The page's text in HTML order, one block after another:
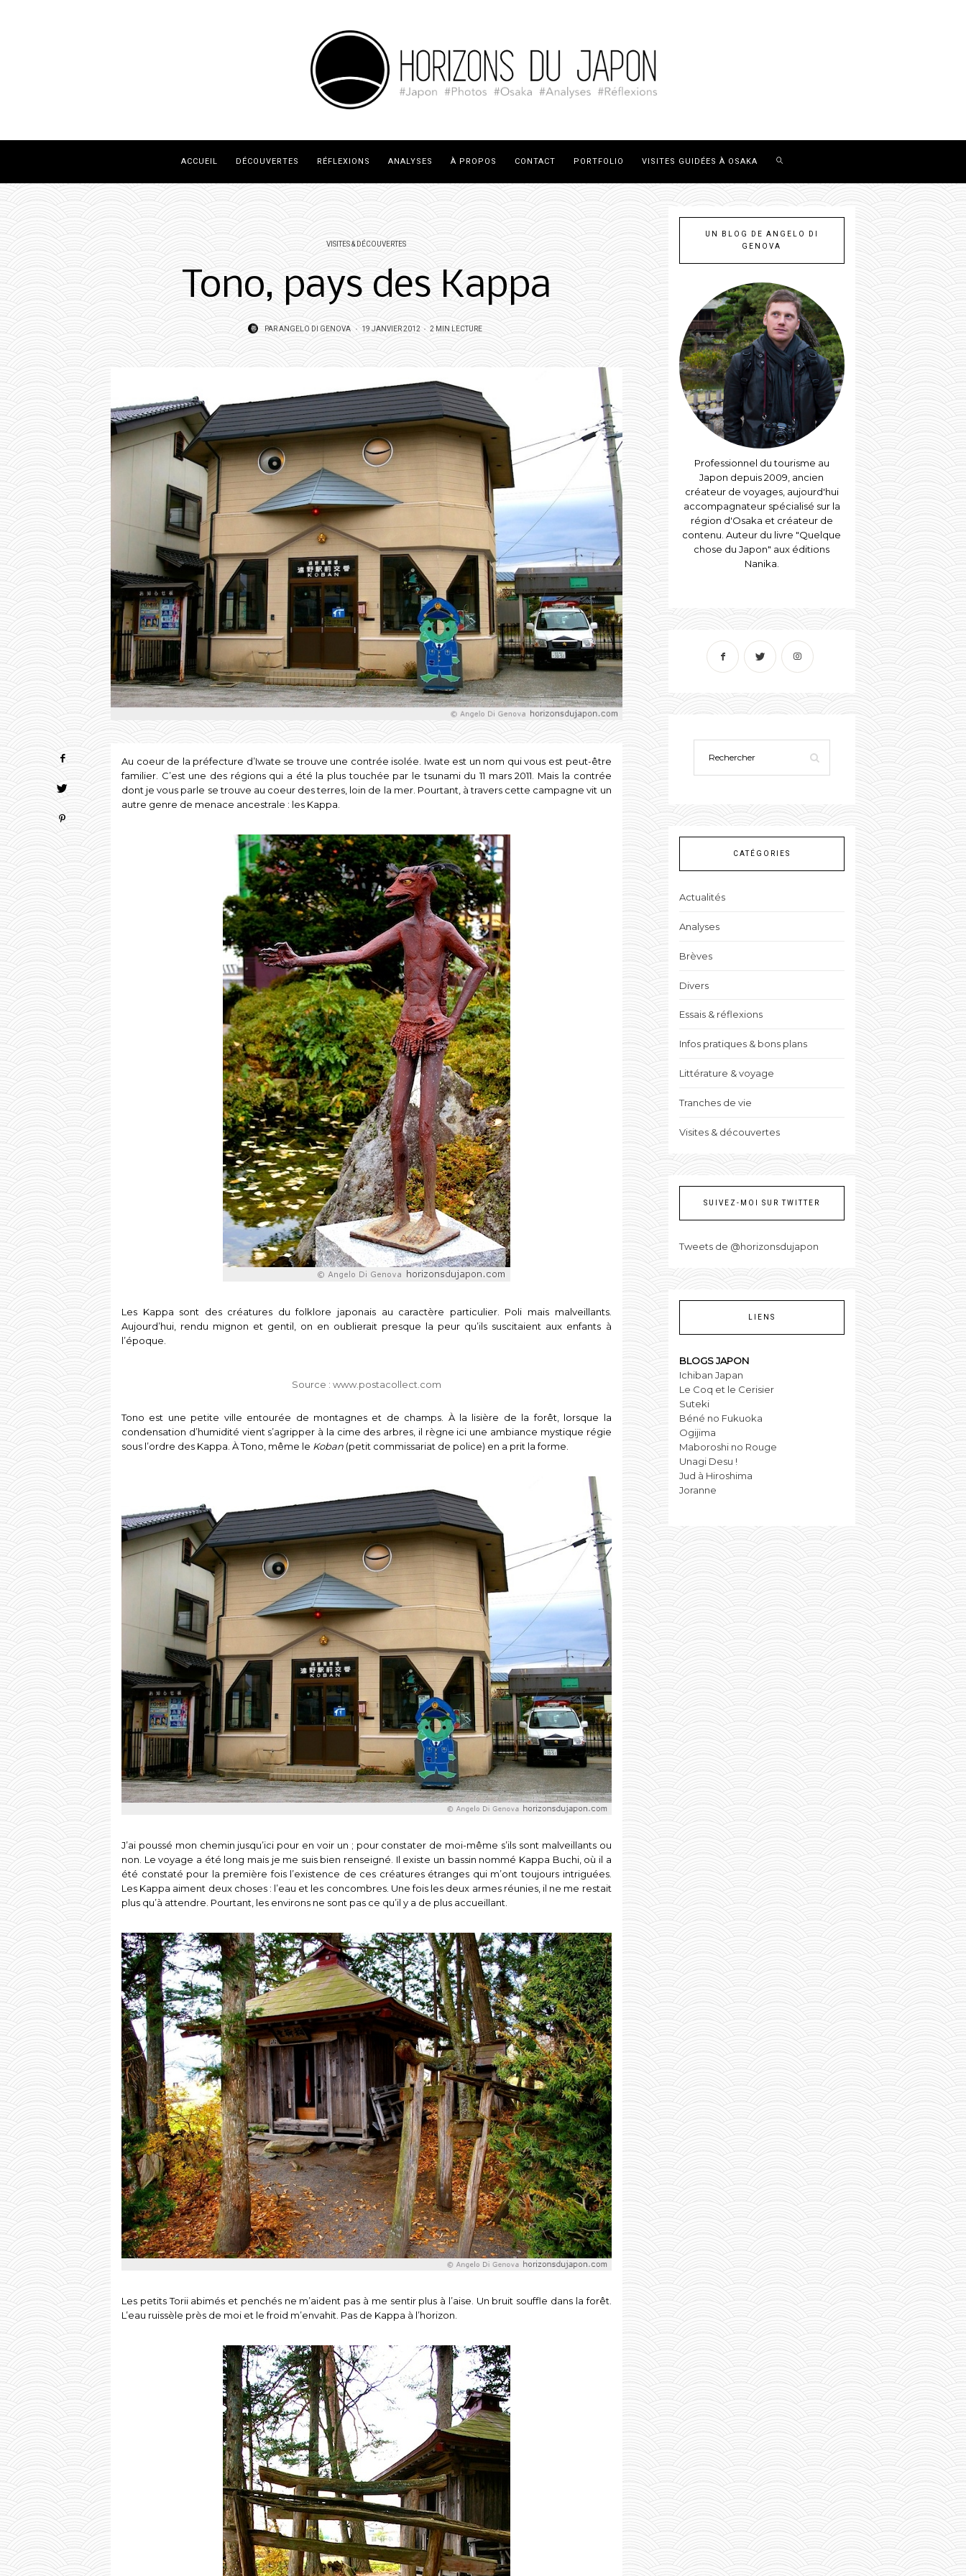
ACCUEIL DÉCOUVERTES RÉFLEXIONS ANALYSES À PROPOS CONTACT PORTFOLIO VISITES GUIDÉES À OSAKA
VISITES & DÉCOUVERTES
Tono, pays des Kappa
PARANGELO DI GENOVA
POSTED
ON
19 JANVIER 2012 2 MIN LECTURE
Au coeur de la préfecture d’Iwate se trouve une contrée isolée. Iwate est un nom qui vous est peut-être
familier. C’est une des régions qui a été la plus touchée par le tsunami du 11 mars 2011. Mais la contrée
dont je vous parle se trouve au coeur des terres, loin de la mer. Pourtant, à travers cette campagne vit un
autre genre de menace ancestrale : les Kappa.
Les Kappa sont des créatures du folklore japonais au caractère particulier. Poli mais malveillants.
Aujourd’hui, rendu mignon et gentil, on en oublierait presque la peur qu’ils suscitaient aux enfants à
l’époque.
Source : www.postacollect.com
Tono est une petite ville entourée de montagnes et de champs. À la lisière de la forêt, lorsque la
condensation d’humidité vient s’agripper à la cime des arbres, il règne ici une ambiance mystique régie
sous l’ordre des Kappa. À Tono, même le Koban (petit commissariat de police) en a prit la forme.
J’ai poussé mon chemin jusqu’ici pour en voir un ; pour constater de moi-même s’ils sont malveillants ou
non. Le voyage a été long mais je me suis bien renseigné. Il existe un bassin nommé Kappa Buchi, où il a
été constaté pour la première fois l’existence de ces créatures étranges qui m’ont toujours intriguées.
Les Kappa aiment deux choses : l’eau et les concombres. Une fois les deux armes réunies, il ne me restait
plus qu’à attendre. Pourtant, les environs ne sont pas ce qu’il y a de plus accueillant.
Les petits Torii abimés et penchés ne m’aident pas à me sentir plus à l’aise. Un bruit souffle dans la forêt.
L’eau ruissèle près de moi et le froid m’envahit. Pas de Kappa à l’horizon.
UN BLOG DE ANGELO DI
GENOVA
Professionnel du tourisme au
Japon depuis 2009, ancien
créateur de voyages, aujourd'hui
accompagnateur spécialisé sur la
région d'Osaka et créateur de
contenu. Auteur du livre "Quelque
chose du Japon" aux éditions
Nanika.
CATÉGORIES
Actualités
Analyses
Brèves
Divers
Essais & réflexions
Infos pratiques & bons plans
Littérature & voyage
Tranches de vie
Visites & découvertes
SUIVEZ-MOI SUR TWITTER
Tweets de @horizonsdujapon
LIENS
BLOGS JAPON
Ichiban Japan
Le Coq et le Cerisier
Suteki
Béné no Fukuoka
Ogijima
Maboroshi no Rouge
Unagi Desu !
Jud à Hiroshima
Joranne